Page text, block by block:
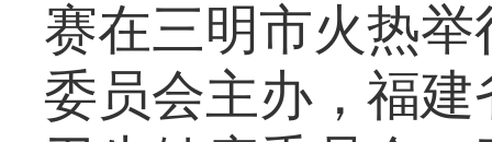
赛在三明市火热
委员会主办，福